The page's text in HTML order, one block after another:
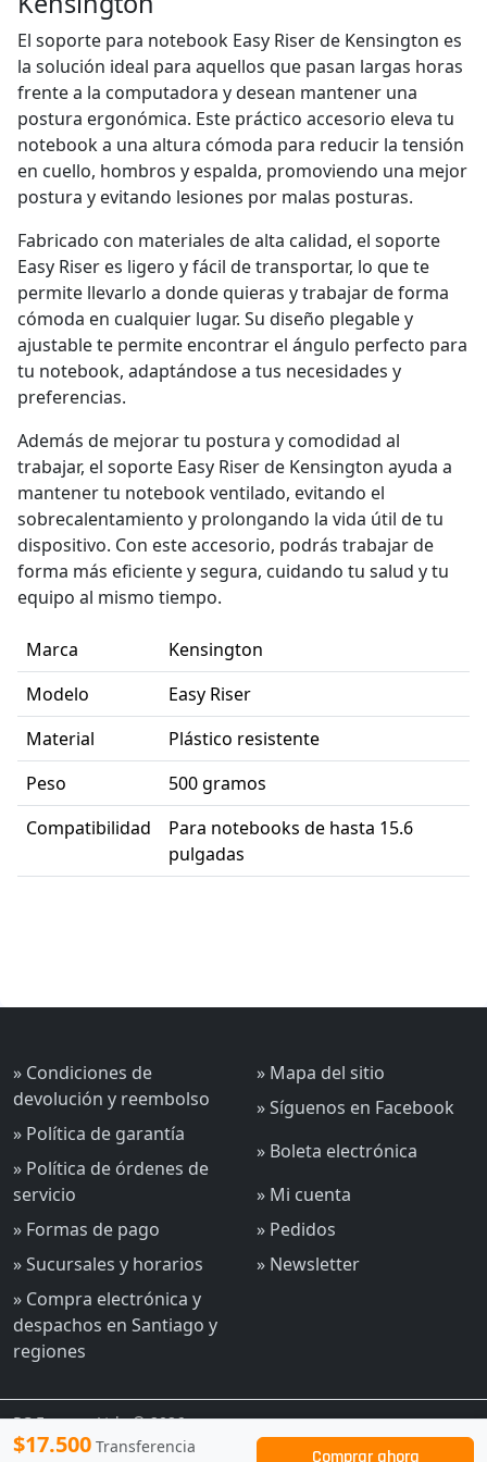
$17.500 Transferencia Comprar ahora
El soporte para notebook Easy Riser de Kensington es
la solución ideal para aquellos que pasan largas horas
frente a la computadora y desean mantener una
postura ergonómica. Este práctico accesorio eleva tu
notebook a una altura cómoda para reducir la tensión
en cuello, hombros y espalda, promoviendo una mejor
postura y evitando lesiones por malas posturas.
Fabricado con materiales de alta calidad, el soporte
Easy Riser es ligero y fácil de transportar, lo que te
permite llevarlo a donde quieras y trabajar de forma
cómoda en cualquier lugar. Su diseño plegable y
ajustable te permite encontrar el ángulo perfecto para
tu notebook, adaptándose a tus necesidades y
preferencias.
Además de mejorar tu postura y comodidad al
trabajar, el soporte Easy Riser de Kensington ayuda a
mantener tu notebook ventilado, evitando el
sobrecalentamiento y prolongando la vida útil de tu
dispositivo. Con este accesorio, podrás trabajar de
forma más eficiente y segura, cuidando tu salud y tu
equipo al mismo tiempo.
Marca
Kensington
Modelo
Easy Riser
Material
Plástico resistente
Peso
500 gramos
Compatibilidad
Para notebooks de hasta 15.6
pulgadas
» Condiciones de
devolución y reembolso
» Política de garantía
» Política de órdenes de
servicio
» Formas de pago
» Sucursales y horarios
» Compra electrónica y
despachos en Santiago y
regiones
» Mapa del sitio
» Síguenos en Facebook
» Boleta electrónica
» Mi cuenta
» Pedidos
» Newsletter
PC Express Ltda © 2026